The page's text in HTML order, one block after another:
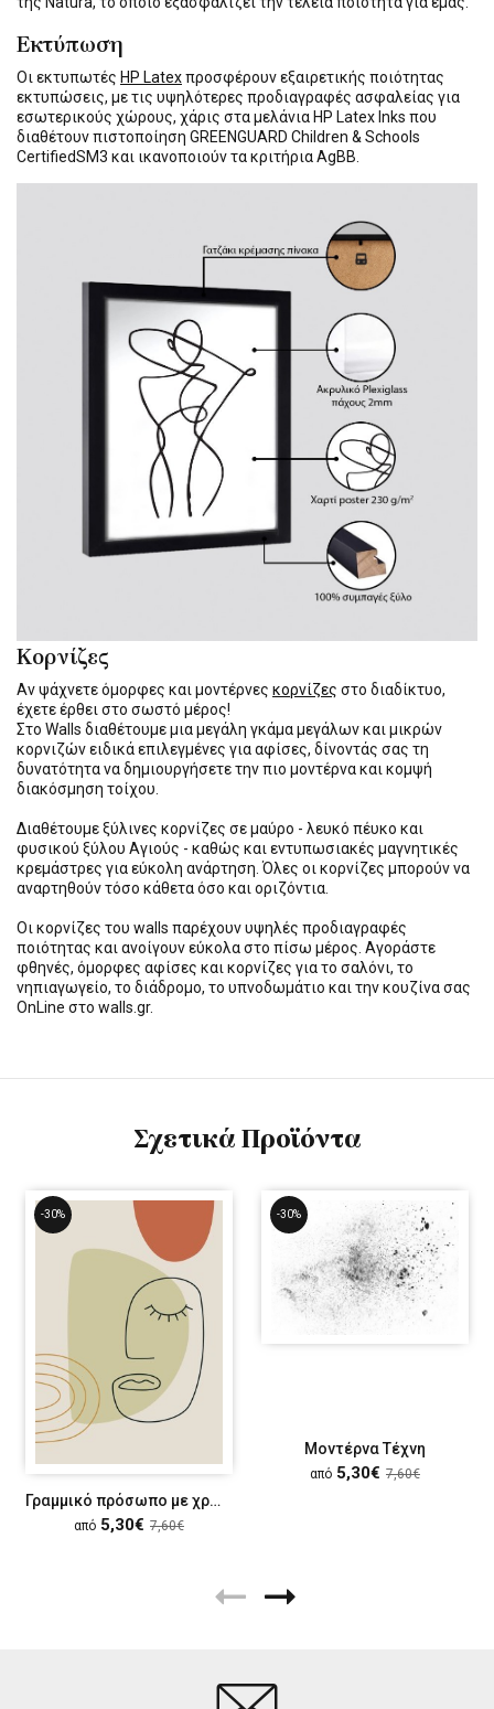
Εκτύπωση
Οι εκτυπωτές HP Latexπροσφέρουν εξαιρετικής ποιότητας
εκτυπώσεις, με τις υψηλότερες προδιαγραφές ασφαλείας για
εσωτερικούς χώρους, χάρις στα μελάνια HP Latex Inks που
διαθέτουν πιστοποίηση GREENGUARD Children & Schools
CertifiedSM3 και ικανοποιούν τα κριτήρια AgBB.
Κορνίζες
Αν ψάχνετε όμορφες και μοντέρνες κορνίζες στο διαδίκτυο,
έχετε έρθει στο σωστό μέρος!
Στο Walls διαθέτουμε μια μεγάλη γκάμα μεγάλων και μικρών
κορνιζών ειδικά επιλεγμένες για αφίσες, δίνοντάς σας τη
δυνατότητα να δημιουργήσετε την πιο μοντέρνα και κομψή
διακόσμηση τοίχου.
Διαθέτουμε ξύλινες κορνίζες σε μαύρο - λευκό πέυκο και
φυσικού ξύλου Αγιούς - καθώς και εντυπωσιακές μαγνητικές
κρεμάστρες για εύκολη ανάρτηση. Όλες οι κορνίζες μπορούν να
αναρτηθούν τόσο κάθετα όσο και οριζόντια.
Οι κορνίζες του walls παρέχουν υψηλές προδιαγραφές
ποιότητας και ανοίγουν εύκολα στο πίσω μέρος. Αγοράστε
φθηνές, όμορφες αφίσες και κορνίζες για το σαλόνι, το
νηπιαγωγείο, το διάδρομο, το υπνοδωμάτιο και την κουζίνα σας
OnLine στο walls.gr.
Σχετικά Προϊόντα
-30%
Γραμμικό πρόσωπο με χρώματα
από 5,30€ 7,60€
-30%
Μοντέρνα Τέχνη
από 5,30€ 7,60€